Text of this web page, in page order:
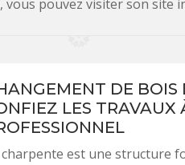
vous pouvez visiter son site
DE BOIS
LES TRAVAUX
charpente est une structure